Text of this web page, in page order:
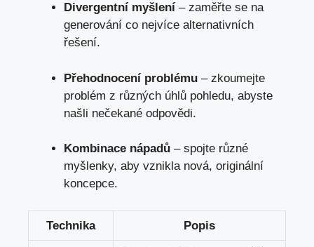
Divergentní myšlení – zaměřte se na
generování co nejvíce alternativních
řešení.
Přehodnocení problému – zkoumejte
problém z různých úhlů pohledu, abyste
našli nečekané odpovědi.
Kombinace nápadů – spojte různé
myšlenky, aby vznikla nová, originální
koncepce.
Technika Popis